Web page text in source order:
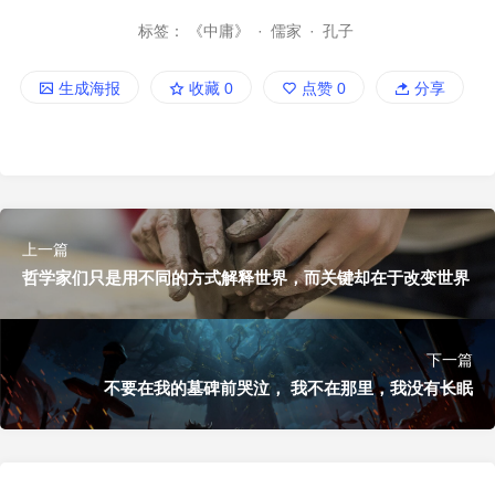
标签： 《中庸》 · 儒家 · 孔子
生成海报 收藏 0 点赞 0 分享
上一篇
哲学家们只是用不同的方式解释世界，而关键却在于改变世界
下一篇
不要在我的墓碑前哭泣， 我不在那里，我没有长眠